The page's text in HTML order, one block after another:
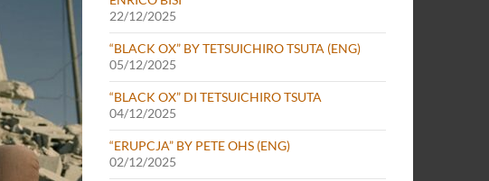
22/12/2025
“BLACK OX” BY TETSUICHIRO TSUTA (ENG)
05/12/2025
“BLACK OX” DI TETSUICHIRO TSUTA
04/12/2025
“ERUPCJA” BY PETE OHS (ENG)
02/12/2025